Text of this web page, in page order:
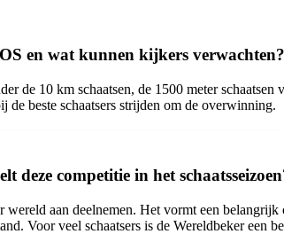
en wat kunnen kijkers verwachten?
de 10 km schaatsen, de 1500 meter
beste schaatsers strijden om de overwinning.
deze competitie in het
aan deelnemen. Het vormt een
Voor veel schaatsers is de Wereldbeker een